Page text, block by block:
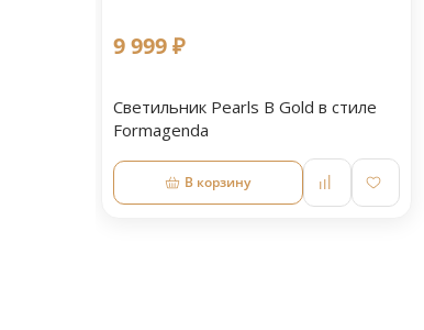
9 999 ₽
Светильник Pearls B Gold в стиле
Formagenda
В корзину